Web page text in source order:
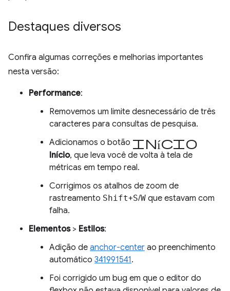
Destaques diversos
Confira algumas correções e melhorias importantes
nesta versão:
Performance:
Removemos um limite desnecessário de três
caracteres para consultas de pesquisa.
Adicionamos o botão Início
Início, que leva você de volta à tela de
métricas em tempo real.
Corrigimos os atalhos de zoom de
rastreamento Shift+S/W que estavam com
falha.
Elementos> Estilos:
Adição de anchor-center ao preenchimento
automático 341991541.
Foi corrigido um bug em que o editor do